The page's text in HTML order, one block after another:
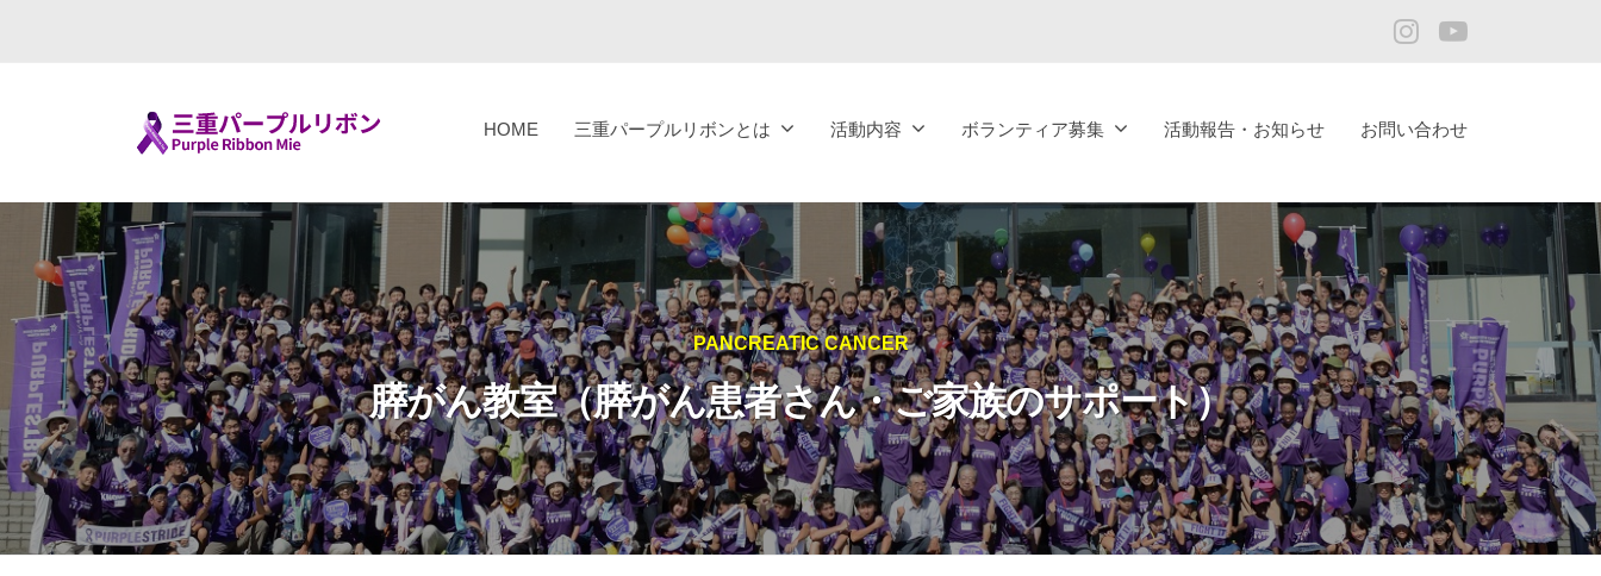
InstagramYouTube
重
パ
ー
プ
ル
リ
ボ
ン
（
g
h
t
T
o
g
e
t
h
e
HOME 三重パープルリボンとは 活動内容 ボランティア募集 活動報告・お知らせ お問い合わせ
PANCREATIC CANCER
膵がん教室（膵がん患者さん・ご家族のサポート）
プ
ル
ボ
ン
（
P
u
r
p
l
e
R
i